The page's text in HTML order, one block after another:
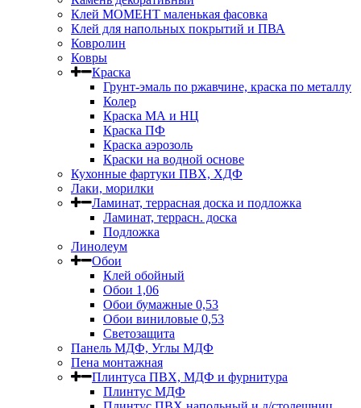
Клей МОМЕНТ маленькая фасовка
Клей для напольных покрытий и ПВА
Ковролин
Ковры
Краска
Грунт-эмаль по ржавчине, краска по металлу
Колер
Краска МА и НЦ
Краска ПФ
Краска аэрозоль
Краски на водной основе
Кухонные фартуки ПВХ, ХДФ
Лаки, морилки
Ламинат, террасная доска и подложка
Ламинат, террасн. доска
Подложка
Линолеум
Обои
Клей обойный
Обои 1,06
Обои бумажные 0,53
Обои виниловые 0,53
Светозащита
Панель МДФ, Углы МДФ
Пена монтажная
Плинтуса ПВХ, МДФ и фурнитура
Плинтус МДФ